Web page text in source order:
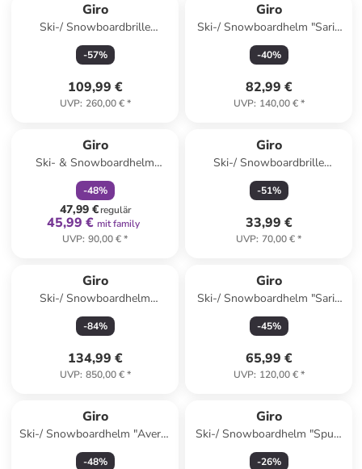
Giro
Ski-/ Snowboardbrille
"Contour" in Weiß/ Grau
-57%
109,99 €
UVP: 260,00 €*
Giro
Ski-/ Snowboardhelm "Sario
Mips" in Weiß
-40%
82,99 €
UVP: 140,00 €*
Giro
Ski- & Snowboardhelm
"SPUR" in Pink
-48%
47,99 €regulär
45,99 € mit family
UVP: 90,00 €*
Giro
Ski-/ Snowboardbrille
"Stomp" in Lila
-51%
33,99 €
UVP: 70,00 €*
Giro
Ski-/ Snowboardhelm
"Avance Spherical" in Schwarz
-84%
134,99 €
UVP: 850,00 €*
Giro
Ski-/ Snowboardhelm "Sario
Mips" in Anthrazit
-45%
65,99 €
UVP: 120,00 €*
Giro
Ski-/ Snowboardhelm "Avera"
in Schwarz
-48%
Giro
Ski-/ Snowboardhelm "Spur"
in Lila
-26%